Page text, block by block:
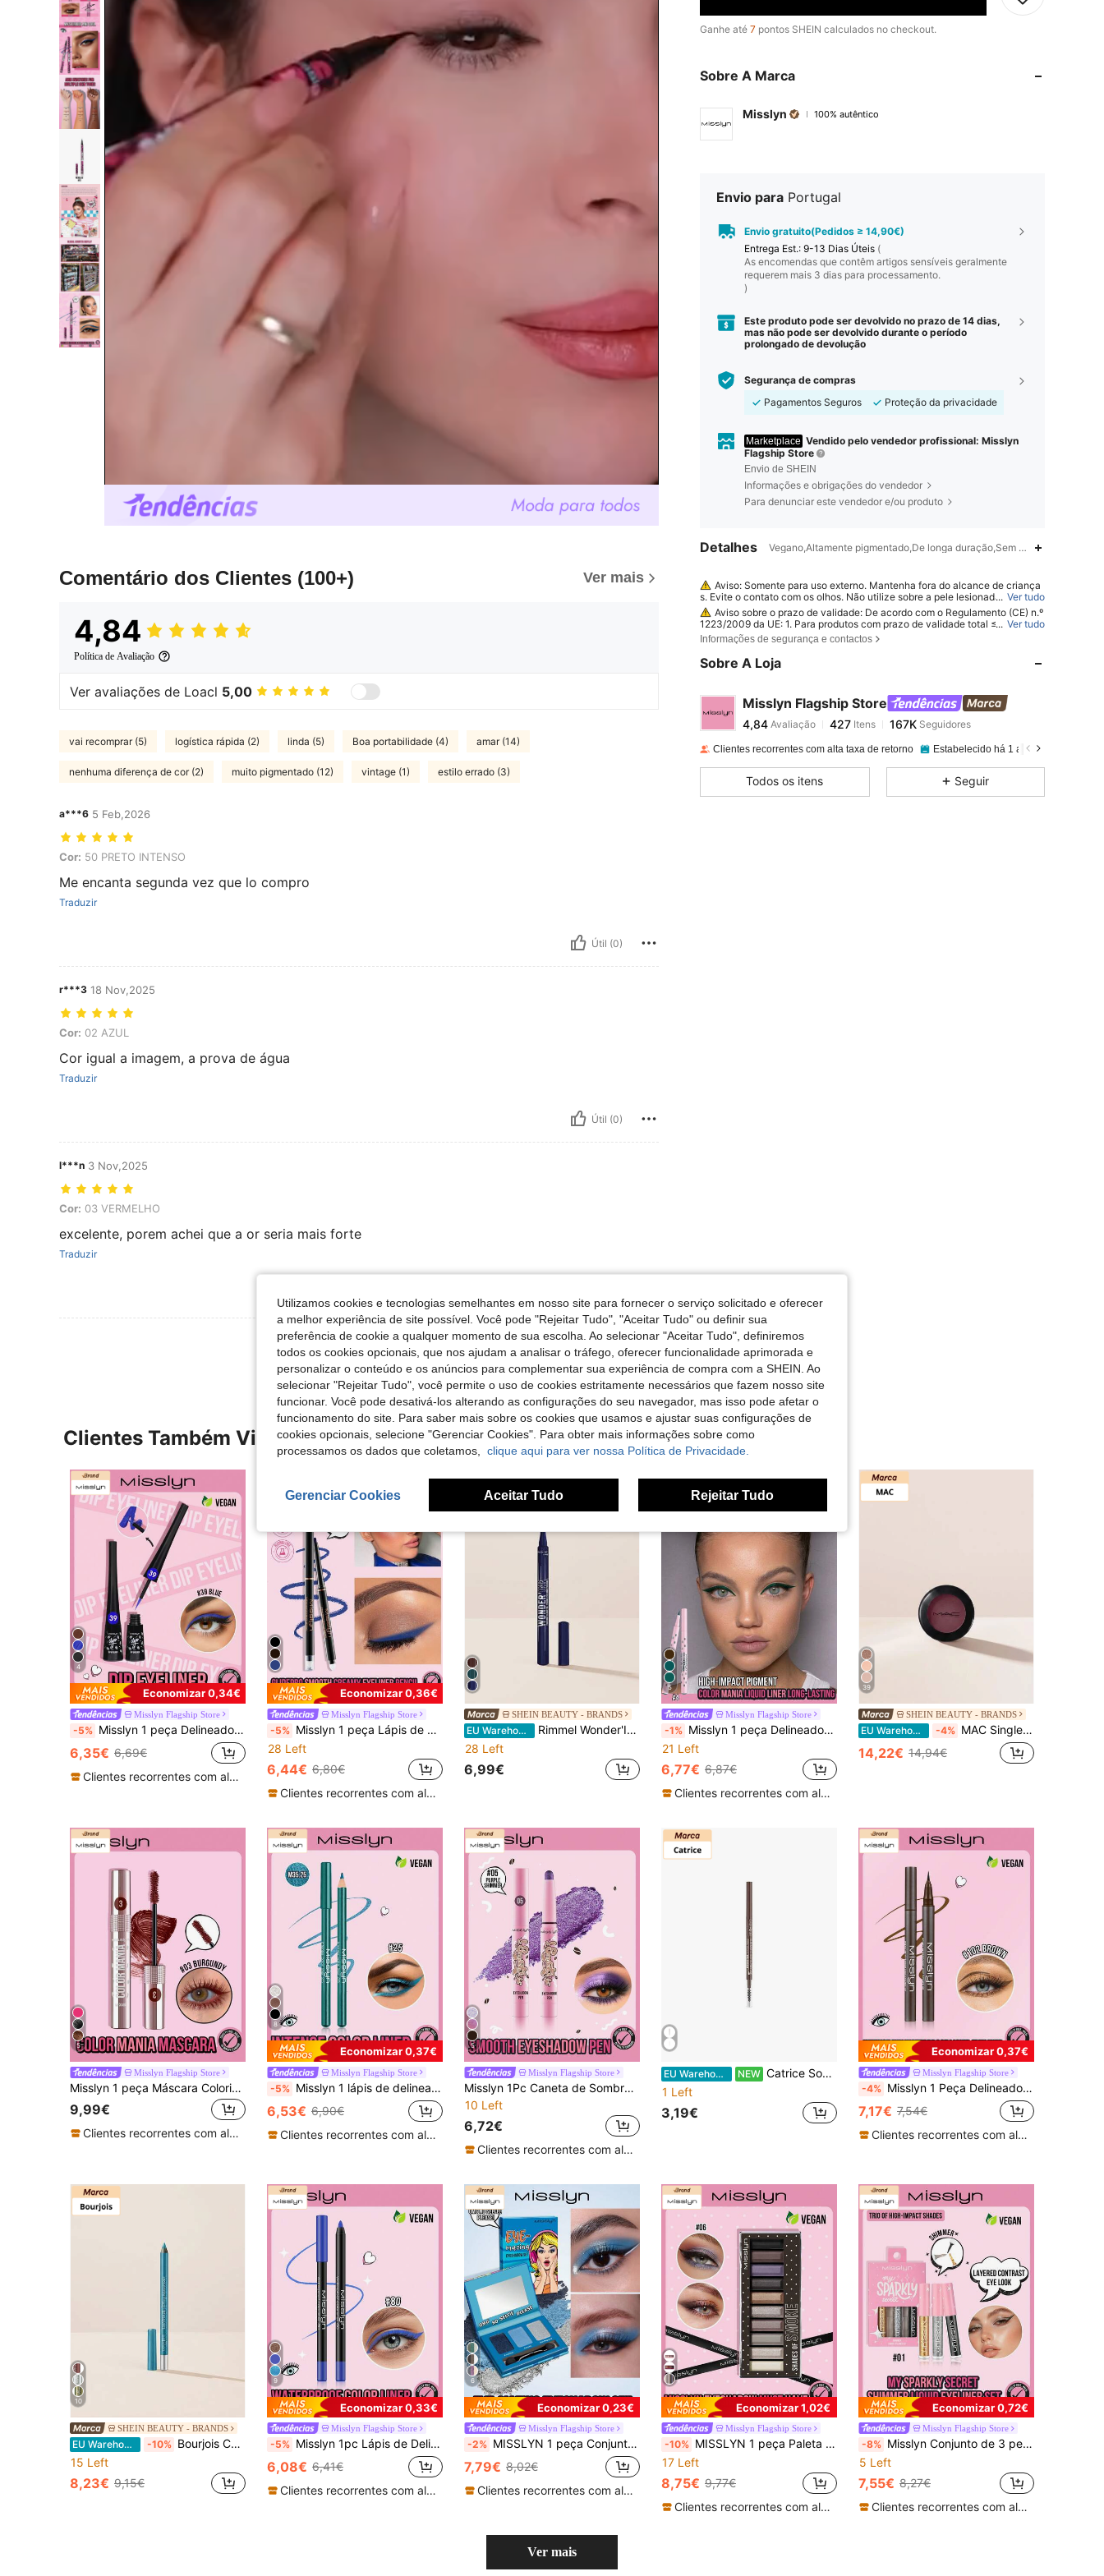
Comentário dos Clientes (100+) Ver mais
4,84
Política de Avaliação
Ver avaliações de Loacl 5,00
vai recomprar (5) logística rápida (2) linda (5) Boa portabilidade (4) amar (14)
nenhuma diferença de cor (2) muito pigmentado (12) vintage (1) estilo errado (3)
a***6 5 Feb,2026
Cor: 50 PRETO INTENSO
Cor: 50 PRETO INTENSO
Me encanta segunda vez que lo compro
Traduzir
Útil (0)
r***3 18 Nov,2025
Cor: 02 AZUL
Cor: 02 AZUL
Cor igual a imagem, a prova de água
Traduzir
Útil (0)
l***n 3 Nov,2025
Cor: 03 VERMELHO
Cor: 03 VERMELHO
excelente, porem achei que a or seria mais forte
Traduzir
Ver Mais Avaliações
Ganhe até 7 pontos SHEIN calculados no checkout.
Sobre A Marca
Misslyn 100% autêntico
Envio para Portugal
Envio gratuito(Pedidos ≥ 14,90€)
Entrega Est.: 9-13 Dias Úteis (
As encomendas que contêm artigos sensíveis geralmente
requerem mais 3 dias para processamento.
)
Este produto pode ser devolvido no prazo de 14 dias,
mas não pode ser devolvido durante o período
prolongado de devolução
Segurança de compras
Pagamentos Seguros
Proteção da privacidade
Marketplace Vendido pelo vendedor profissional: Misslyn
Flagship Store
Envio de SHEIN
Informações e obrigações do vendedor
Para denunciar este vendedor e/ou produto
Detalhes Vegano,Altamente pigmentado,De longa duração,Sem
Aviso: Somente para uso externo. Mantenha fora do alcance de criança
s. Evite o contato com os olhos. Não utilize sobre a pele lesionada ou irritad
a. Suspenda o uso caso ocorra irritação.
... Ver tudo
Aviso sobre o prazo de validade: De acordo com o Regulamento (CE) n.º
1223/2009 da UE: 1. Para produtos com prazo de validade total ≤ 30 mese
s: a data de validade será indicada por um símbolo de ampulheta ⌛ + data n
a embalagem ou, em inglês, "consumir antes de" ou "consumir de preferênc
ia antes do final de" + data; 2. Para produtos com prazo de validade total >
30 meses: a marcação PAO é feita com um símbolo de frasco aberto + M, o
odutos não abriveis e outros itens específicos estão isentos da marcação P
AO obrigatória. Consulte exclusivamente as marcações impressas na emba
lagem física do produto; interrompa o uso imediatamente se ocorrer deterior
ação.
... Ver tudo
Informações de segurança e contactos
Sobre A Loja
Misslyn Flagship Store
4,84 427 167K
4,84
4,84Avaliação 427 Itens 167KSeguidores
m***2pago1 dia atrás
Clientes recorrentes com alta taxa de retorno Estabelecido há 1 ano
Todos os itens Seguir
Clientes Também Visitaram
4
Economizar 0,34€
Misslyn Flagship Store
-5% Misslyn 1 peça Delineador Dip, Gel de Delineador de Textura Cremosa, Alta Pigmentação e Longa Duração, À Prova de Água e Resistente ao Suor, Delineador Nutritivo, Adequado para Mulheres e Raparigas, Ideal para Moda Y2K, Festival de Música e Festa, Maquilhagem de Marca
6,35€ 6,69€
Clientes recorrentes com alta taxa de retorno
Economizar 0,36€
Misslyn Flagship Store
-5% Misslyn 1 peça Lápis de Olhos GlidePro com Textura Suave e Cremosa, à Prova de Água, Suor e Borrões, Alta Pigmentação, Multicolorido e Multifuncional, com Apontador Integrado, Adequado para Maquilhagem Fumada, Fácil de Usar para Iniciantes, Presente para Festa, Aniversário e Dia dos Namorados
28 Left
6,44€ 6,80€
Clientes recorrentes com alta taxa de retorno
SHEIN BEAUTY - BRANDS
EU Warehouse
Rimmel Wonder'Ink Precision Eyeliner Pen 003 Aquatic Aria 1 ml
28 Left
6,99€
5
Misslyn Flagship Store
-1% Misslyn 1 peça Delineador Líquido Colorido, 3 Cores para Linhas Ousadas e Nítidas, à Prova de Borrões, à Prova de Água, Longa Duração, Resistente ao Suor, Maquilhagem de Festa Y2K, Cosméticos para os Olhos, Aniversário, Dia dos Namorados, Presente de Ano Novo
21 Left
6,77€ 6,87€
Clientes recorrentes com alta taxa de retorno
39
SHEIN BEAUTY - BRANDS
EU Warehouse -4% MAC Single Eyeshadow Shady Santa 1.5 g – Eyeshadow, Highly Pigmented, For Makeup Artists, Burgundy, Suitable For Holiday Parties
14,22€ 14,94€
5
Misslyn Flagship Store
Misslyn 1 peça Máscara Colorida Vibrante, Volumizadora à Prova de Borrões de Longa Duração, Cílios Definidos e Cheios, Alta Pigmentação Sem Aglomerados, Estilo de Moda Y2K de Verão, Presente de Aniversário e Dia dos Namorados, Festa de Ano Novo, Cosméticos de Maquilhagem de Marca
9,99€
Clientes recorrentes com alta taxa de retorno
8
Economizar 0,37€
Misslyn Flagship Store
-5% Misslyn 1 lápis de delineador de alta pigmentação, textura cremosa, afiável, ultra pigmentado, fácil de esfumar, suave e de longa duração, à prova de borrões, adequado para primavera, verão, outono e inverno, estilo de moda Y2K, maquilhagem de olhos, presente de aniversário e Dia dos Namorados, festa de Ano Novo
6,53€ 6,90€
Clientes recorrentes com alta taxa de retorno
5
Misslyn Flagship Store
Misslyn 1Pc Caneta de Sombra de Olhos Suave e Cintilante, Cremosa, à Prova de Água, de Longa Duração e à Prova de Borrões, Bastão Iluminador para Maquilhagem de Olhos Colorida, Fácil Aplicação para Uso Diário, Festa e Viagem, Moda Y2K de Inverno, Presente de Aniversário e Dia dos Namorados, Pronta para Festa de Ano Novo
10 Left
6,72€
Clientes recorrentes com alta taxa de retorno
EU Warehouse NEW Catrice Sobrancelhas
1 Left
3,19€
Economizar 0,37€
Misslyn Flagship Store
-4% Misslyn 1 Peça Delineador Líquido à Prova de Água Tinta Intensa, Resistente ao Suor, Secagem Rápida, Não Desbota, Traço Único para Linhas Suaves e Fluidas, Contorno Preciso, Maquilhagem Urbana de Longa Duração, para Deslocações Diárias, Festa de Verão, Aniversário e Presente de Dia dos Namorados
7,17€ 7,54€
Clientes recorrentes com alta taxa de retorno
10
SHEIN BEAUTY - BRANDS
EU Warehouse -10% Bourjois Contour Clubbing Waterproof Eyeliner 063 Sea Blue Soon 1.2 g – Eyeliner, Waterproof, For Makeup Enthusiasts, Sea Blue, Suitable For Night Out
15 Left
8,23€ 9,15€
9
Economizar 0,33€
Misslyn Flagship Store
-5% Misslyn 1pc Lápis de Delineador Colorido à Prova d'Água, Textura Cremosa Sedosa, Cores Mate/Cintilante/Brilhante, Alta Pigmentação, Apontável, Cria Linhas Negritadas e Claras, À Prova de Borrões, À Prova d'Água, Longa Duração, Resistente ao Suor, Adequado para Estilo de Moda Y2K, Presente de Aniversário e Dia
6,08€ 6,41€
Clientes recorrentes com alta taxa de retorno
6
Economizar 0,23€
Misslyn Flagship Store
-2% MISSLYN 1 peça Conjunto de Sombras para Olhos EYE-Mazing 3 Cores com Espelho e Pincel, Altamente Pigmentado, Textura Suave, Fácil de Esbater, Paleta de Sombras de Longa Duração, Acabamento Mate, Cintilante e com Brilho, Festa, Y2K e Presente
7,79€ 8,02€
Clientes recorrentes com alta taxa de retorno
Economizar 1,02€
Misslyn Flagship Store
-10% MISSLYN 1 peça Paleta de Sombras para Olhos 10 Cores com Pincel, Altamente Pigmentada, Fácil de Esbater, Textura Suave, Paleta de Maquilhagem para Olhos de Longa Duração, Acabamento Mate e Cintilante, Festa, Y2K e Presente
17 Left
8,75€ 9,77€
Clientes recorrentes com alta taxa de retorno
Economizar 0,72€
Misslyn Flagship Store
-8% Misslyn Conjunto de 3 peças MY SPARKLY SECRET de Delineador Líquido com Brilho, Sombra de Olhos com Brilho, Alta Pigmentação, Maquilhagem Brilhante para Olhos, Secagem Rápida, Maquilhagem, Adequado para Festa de Festival de Música, Delineador Y2K, Caneta Delineadora, Maquilhagem para Olhos, Presente de Dia dos Namorados e Ano Novo
5 Left
7,55€ 8,27€
Clientes recorrentes com alta taxa de retorno
Ver mais
Utilizamos cookies e tecnologias semelhantes em nosso site para fornecer o serviço solicitado e oferecer
a melhor experiência de site possível. Você pode "Rejeitar Tudo", "Aceitar Tudo" ou definir sua
preferência de cookie a qualquer momento de sua escolha. Ao selecionar "Aceitar Tudo", definiremos
todos os cookies opcionais, que nos ajudam a analisar o tráfego, oferecer funcionalidade aprimorada e
personalizar o conteúdo e os anúncios para complementar sua experiência de compra com a SHEIN. Ao
selecionar "Rejeitar Tudo", você permite o uso de cookies estritamente necessários que fazem nosso site
funcionar. Você pode desativá-los alterando as configurações do seu navegador, mas isso pode afetar o
funcionamento do site. Para saber mais sobre os cookies que usamos e ajustar suas configurações de
cookies opcionais, selecione "Gerenciar Cookies". Para obter mais informações sobre como
processamos os dados que coletamos, clique aqui para ver nossa Política de Privacidade.
Gerenciar Cookies Aceitar Tudo Rejeitar Tudo